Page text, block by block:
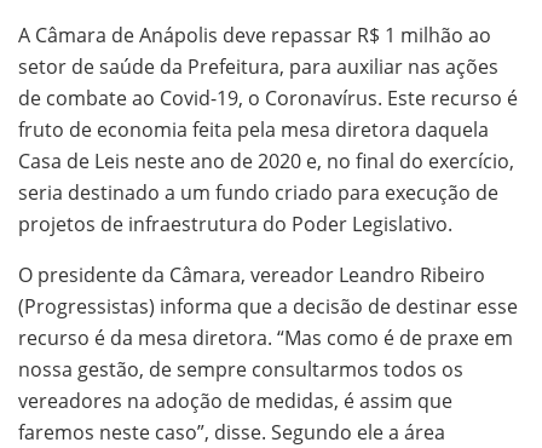
A Câmara de Anápolis deve repassar R$ 1 milhão ao
setor de saúde da Prefeitura, para auxiliar nas ações
de combate ao Covid-19, o Coronavírus. Este recurso é
fruto de economia feita pela mesa diretora daquela
Casa de Leis neste ano de 2020 e, no final do exercício,
seria destinado a um fundo criado para execução de
projetos de infraestrutura do Poder Legislativo.
O presidente da Câmara, vereador Leandro Ribeiro
(Progressistas) informa que a decisão de destinar esse
recurso é da mesa diretora. “Mas como é de praxe em
nossa gestão, de sempre consultarmos todos os
vereadores na adoção de medidas, é assim que
faremos neste caso”, disse. Segundo ele a área